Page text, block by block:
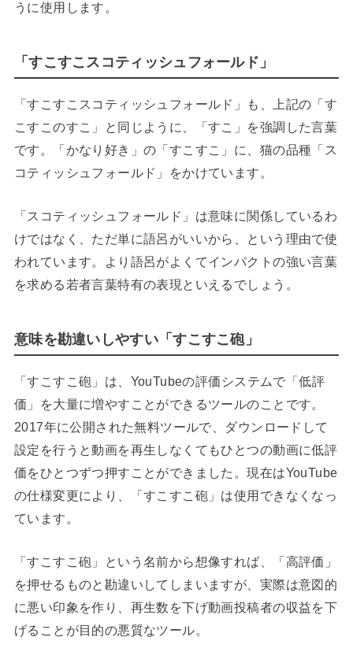
うに使用します。
「すこすこスコティッシュフォールド」
「すこすこスコティッシュフォールド」も、上記の「す
こすこのすこ」と同じように、「すこ」を強調した言葉
です。「かなり好き」の「すこすこ」に、猫の品種「ス
コティッシュフォールド」をかけています。
「スコティッシュフォールド」は意味に関係しているわ
けではなく、ただ単に語呂がいいから、という理由で使
われています。より語呂がよくてインパクトの強い言葉
を求める若者言葉特有の表現といえるでしょう。
意味を勘違いしやすい「すこすこ砲」
「すこすこ砲」は、YouTubeの評価システムで「低評
価」を大量に増やすことができるツールのことです。
2017年に公開された無料ツールで、ダウンロードして
設定を行うと動画を再生しなくてもひとつの動画に低評
価をひとつずつ押すことができました。現在はYouTube
の仕様変更により、「すこすこ砲」は使用できなくなっ
ています。
「すこすこ砲」という名前から想像すれば、「高評価」
を押せるものと勘違いしてしまいますが、実際は意図的
に悪い印象を作り、再生数を下げ動画投稿者の収益を下
げることが目的の悪質なツール。